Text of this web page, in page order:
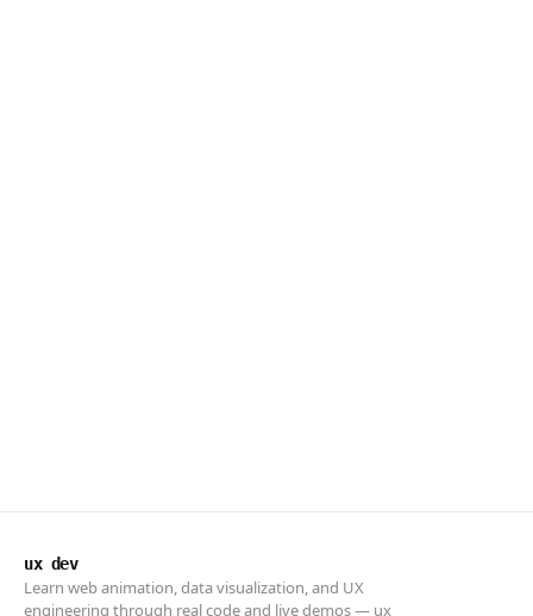
ux dev
Learn web animation, data visualization, and UX
engineering through real code and live demos — ux